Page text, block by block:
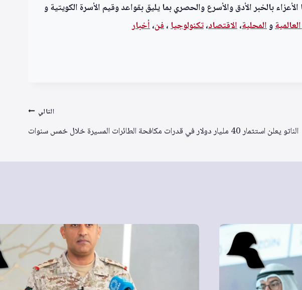
بالخبر الأدق والأسرع والحصري بما يليق بقواعد وقيم الأسرة الكويتية و
والمحلية،الاقتصاد،تكنولوجيا،فن،أخبار
التالي
الناتو يعلن استثمار 40 مليار دولار في قدرات مكافحة الطائرات المسيرة خلال خمس سنوات